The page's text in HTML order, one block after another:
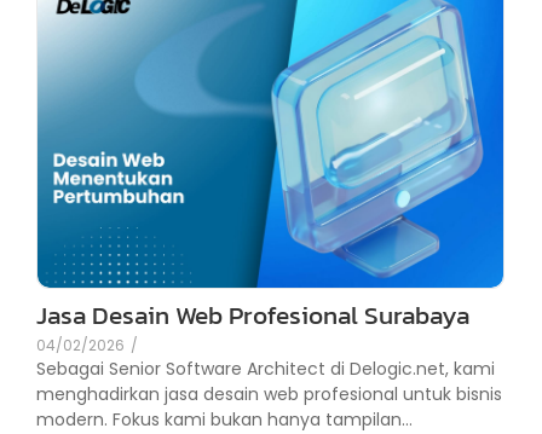
Jasa Desain Web Profesional Surabaya
04/02/2026 /
Sebagai Senior Software Architect di Delogic.net, kami
menghadirkan jasa desain web profesional untuk bisnis
modern. Fokus kami bukan hanya tampilan...